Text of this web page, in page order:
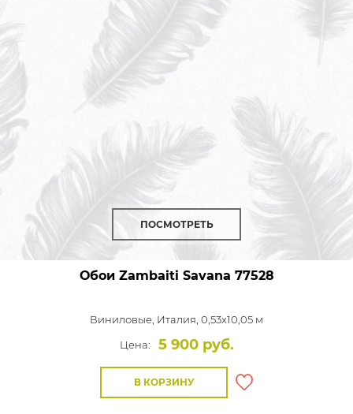
ПОСМОТРЕТЬ
Обои Zambaiti Savana 77528
Виниловые, Италия, 0,53x10,05 м
Цена:
5 900 руб.
В КОРЗИНУ